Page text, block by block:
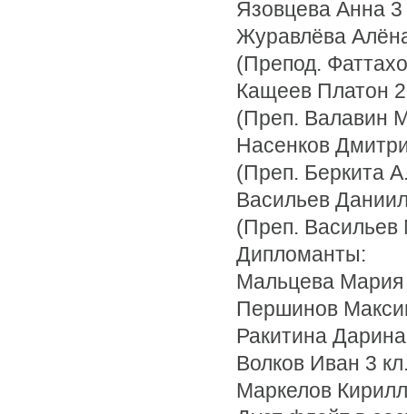
Язовцева Анна
Журавлёва
(Препод.
Кащеев Платон
(Преп. Валавин
Насенков
(Преп. Беркита
Васильев
(Преп. Васильев
Дипломанты:
Мальцева
Першинов
Ракитина
Волков Иван 3
Маркелов